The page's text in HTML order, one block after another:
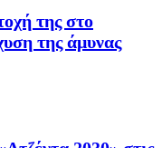
της στο
της άμυνας